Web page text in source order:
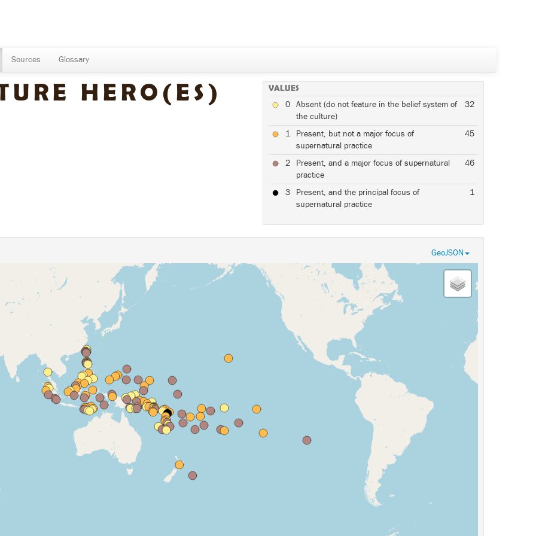
Sources Glossary
VALUES
0 Absent (do not feature in the belief system of
the culture)
32
1
Present, but not a major focus of
supernatural practice
45
2
Present, and a major focus of supernatural
practice
46
3
Present, and the principal focus of
supernatural practice
1
HERO(ES)
GeoJSON